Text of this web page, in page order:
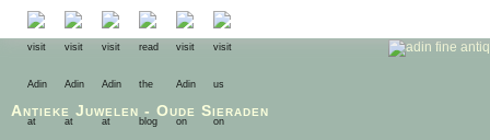
Antieke Juwelen - Oude Sieraden